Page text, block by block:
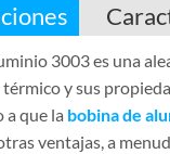
3003 es una
y sus
a que la bobina de
ventajas, a